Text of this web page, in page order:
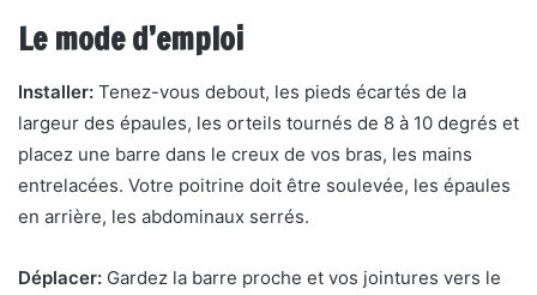
Le mode d’emploi
Installer: Tenez-vous debout, les pieds écartés de la
largeur des épaules, les orteils tournés de 8 à 10 degrés et
placez une barre dans le creux de vos bras, les mains
entrelacées. Votre poitrine doit être soulevée, les épaules
en arrière, les abdominaux serrés.
Déplacer: Gardez la barre proche et vos jointures vers le